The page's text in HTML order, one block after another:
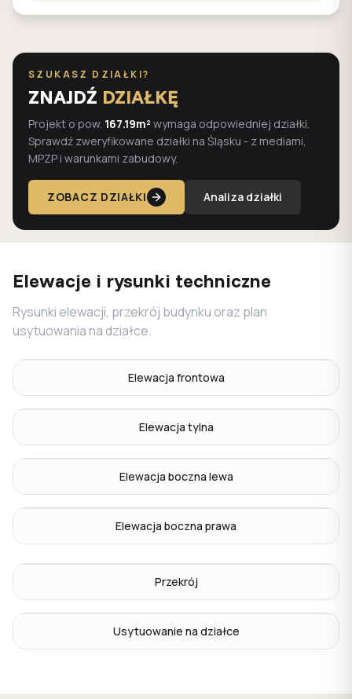
SZUKASZ DZIAŁKI?
ZNAJDŹ DZIAŁKĘ
Projekt o pow. 167.19m² wymaga odpowiedniej działki.
Sprawdź zweryfikowane działki na Śląsku - z mediami,
MPZP i warunkami zabudowy.
ZOBACZ DZIAŁKI Analiza działki
Elewacje i rysunki techniczne
Rysunki elewacji, przekrój budynku oraz plan
usytuowania na działce.
Elewacja frontowa
Elewacja tylna
Elewacja boczna lewa
Elewacja boczna prawa
Przekrój
Usytuowanie na działce